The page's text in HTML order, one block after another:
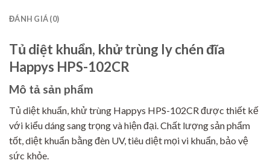
ĐÁNH GIÁ (0)
Tủ diệt khuẩn, khử trùng ly chén đĩa
Happys HPS-102CR
Mô tả sản phẩm
Tủ diệt khuẩn, khử trùng Happys HPS-102CR được thiết kế
với kiểu dáng sang trọng và hiện đại. Chất lượng sản phẩm
tốt, diệt khuẩn bằng đèn UV, tiêu diệt mọi vi khuẩn, bảo vệ
sức khỏe.